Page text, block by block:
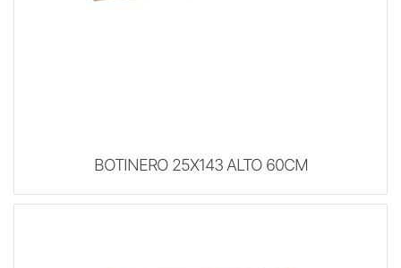
BOTINERO 25X143 ALTO 60CM